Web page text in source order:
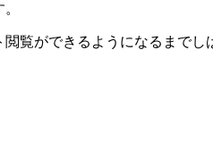
覧ができるようになるまでし